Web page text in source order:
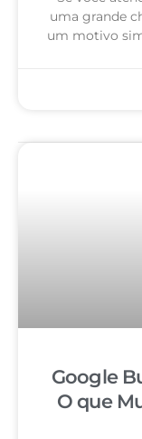
uma grande
um motivo
Google
O que